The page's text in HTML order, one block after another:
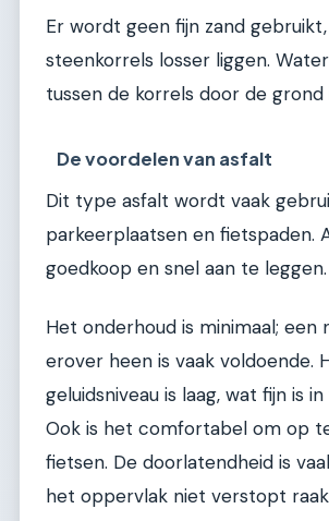
Er wordt geen fijn zand
steenkorrels losser liggen.
tussen de korrels door de grond
De voordelen van asfalt
Dit type asfalt wordt vaak
parkeerplaatsen en fietspaden.
goedkoop en snel aan te leggen.
Het onderhoud is minimaal; een
erover heen is vaak voldoende.
geluidsniveau is laag, wat fijn is
Ook is het comfortabel om op
fietsen. De doorlatendheid is
het oppervlak niet verstopt